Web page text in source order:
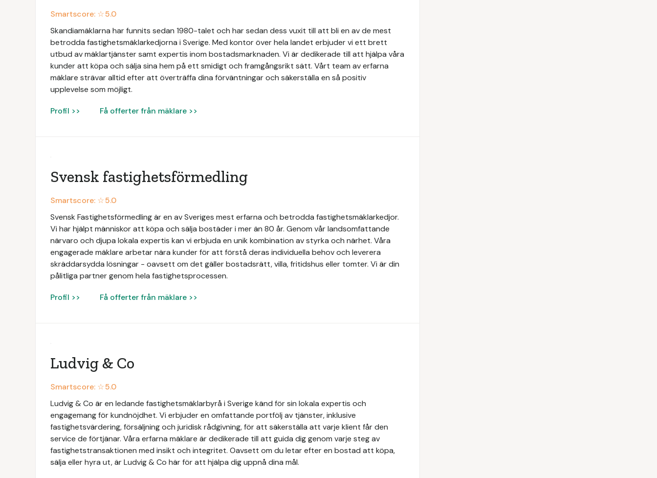
Smartscore: ☆5.0
Skandiamäklarna har funnits sedan 1980-talet och har sedan dess vuxit till att bli en av de mest
betrodda fastighetsmäklarkedjorna i Sverige. Med kontor över hela landet erbjuder vi ett brett
utbud av mäklartjänster samt expertis inom bostadsmarknaden. Vi är dedikerade till att hjälpa våra
kunder att köpa och sälja sina hem på ett smidigt och framgångsrikt sätt. Vårt team av erfarna
mäklare strävar alltid efter att överträffa dina förväntningar och säkerställa en så positiv
upplevelse som möjligt.
Profil >> Få offerter från mäklare >>
Svensk fastighetsförmedling
Smartscore: ☆5.0
Svensk Fastighetsförmedling är en av Sveriges mest erfarna och betrodda fastighetsmäklarkedjor.
Vi har hjälpt människor att köpa och sälja bostäder i mer än 80 år. Genom vår landsomfattande
närvaro och djupa lokala expertis kan vi erbjuda en unik kombination av styrka och närhet. Våra
engagerade mäklare arbetar nära kunder för att förstå deras individuella behov och leverera
skräddarsydda lösningar - oavsett om det gäller bostadsrätt, villa, fritidshus eller tomter. Vi är din
pålitliga partner genom hela fastighetsprocessen.
Profil >> Få offerter från mäklare >>
Ludvig & Co
Smartscore: ☆5.0
Ludvig & Co är en ledande fastighetsmäklarbyrå i Sverige känd för sin lokala expertis och
engagemang för kundnöjdhet. Vi erbjuder en omfattande portfölj av tjänster, inklusive
fastighetsvärdering, försäljning och juridisk rådgivning, för att säkerställa att varje klient får den
service de förtjänar. Våra erfarna mäklare är dedikerade till att guida dig genom varje steg av
fastighetstransaktionen med insikt och integritet. Oavsett om du letar efter en bostad att köpa,
sälja eller hyra ut, är Ludvig & Co här för att hjälpa dig uppnå dina mål.